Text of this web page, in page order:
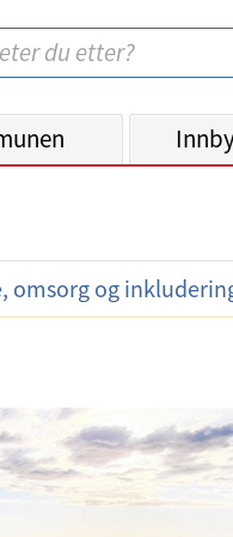
omsorg og